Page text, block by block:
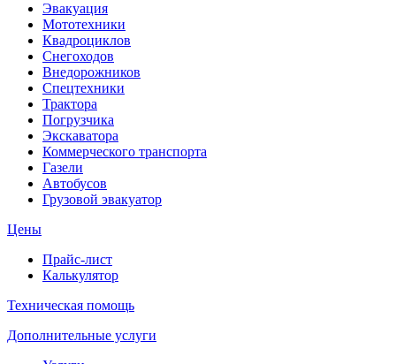
Эвакуация
Мототехники
Квадроциклов
Снегоходов
Внедорожников
Спецтехники
Трактора
Погрузчика
Экскаватора
Коммерческого транспорта
Газели
Автобусов
Грузовой эвакуатор
Цены
Прайс-лист
Калькулятор
Техническая помощь
Дополнительные услуги